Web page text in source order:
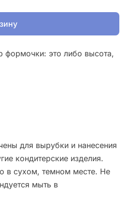
это либо высота,
для вырубки и нанесения
кондитерские изделия.
в сухом, темном месте. Не
мыть в